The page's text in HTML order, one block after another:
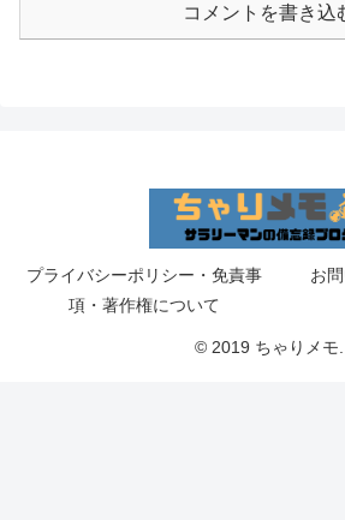
コメントを書き込
プライバシーポリシー・免責事
項・著作権について
お
© 2019 ちゃりメモ.